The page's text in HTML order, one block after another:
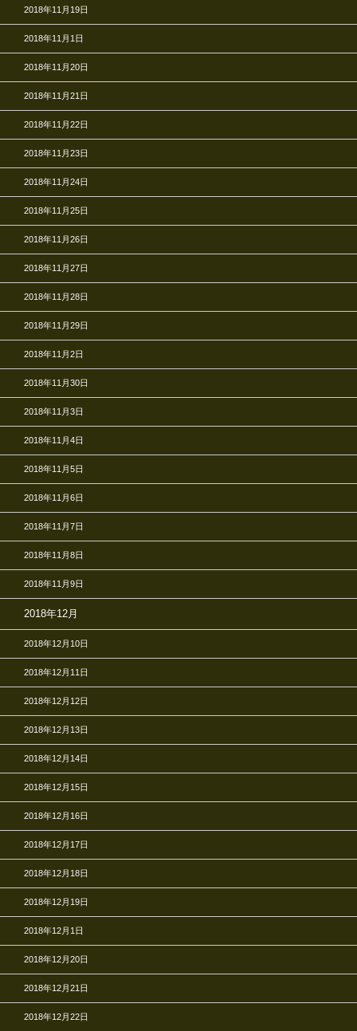
2018年11月19日
2018年11月1日
2018年11月20日
2018年11月21日
2018年11月22日
2018年11月23日
2018年11月24日
2018年11月25日
2018年11月26日
2018年11月27日
2018年11月28日
2018年11月29日
2018年11月2日
2018年11月30日
2018年11月3日
2018年11月4日
2018年11月5日
2018年11月6日
2018年11月7日
2018年11月8日
2018年11月9日
2018年12月
2018年12月10日
2018年12月11日
2018年12月12日
2018年12月13日
2018年12月14日
2018年12月15日
2018年12月16日
2018年12月17日
2018年12月18日
2018年12月19日
2018年12月1日
2018年12月20日
2018年12月21日
2018年12月22日